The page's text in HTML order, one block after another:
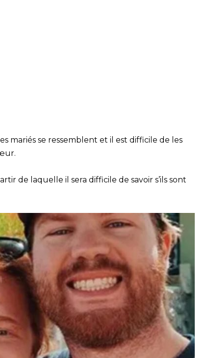
mariés se ressemblent et il est difficile de les
de laquelle il sera difficile de savoir s’ils sont